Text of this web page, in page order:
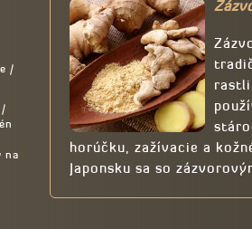
/
/
na
horúčku, zažívacie a
Japonsku sa so